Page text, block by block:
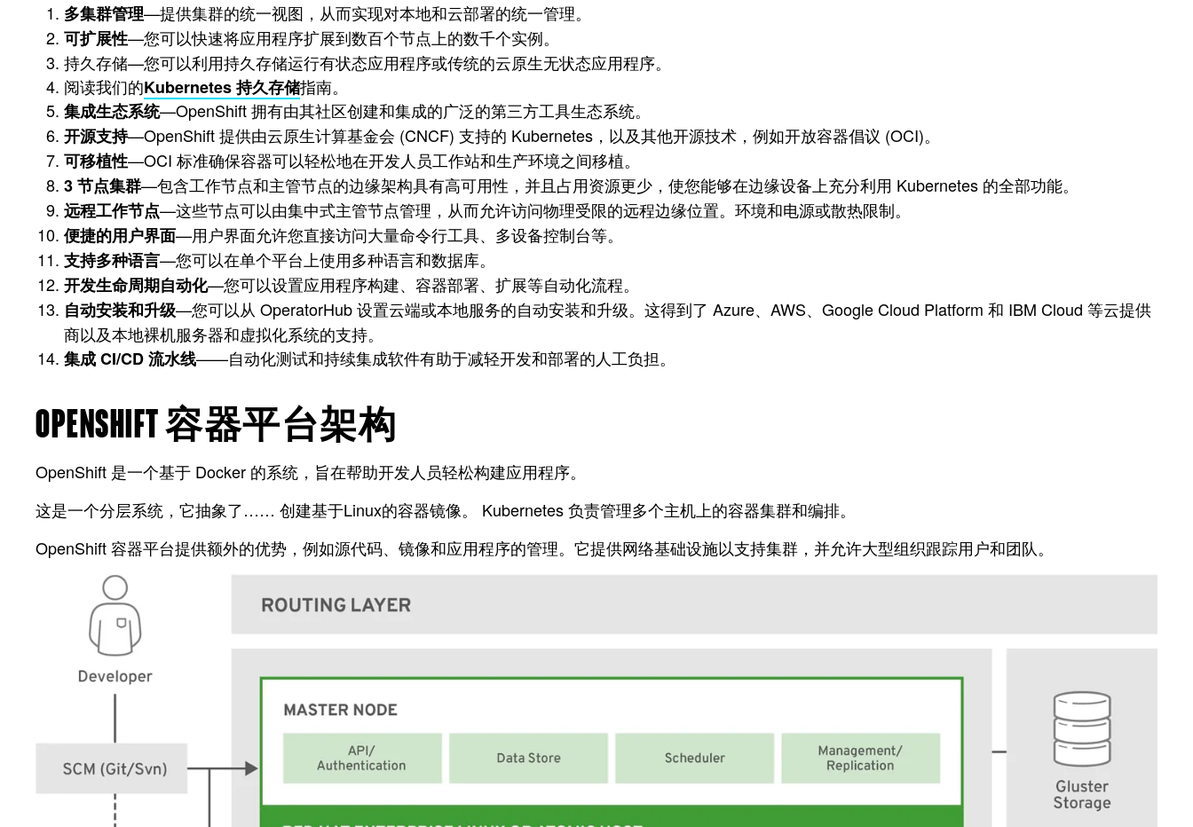
多集群管理—提供集群的统一视图，从而实现对本地和云部署的统一管理。
可扩展性—您可以快速将应用程序扩展到数百个节点上的数千个实例。
持久存储—您可以利用持久存储运行有状态应用程序或传统的云原生无状态应用程序。
阅读我们的Kubernetes 持久存储指南。
集成生态系统—OpenShift 拥有由其社区创建和集成的广泛的第三方工具生态系统。
开源支持—OpenShift 提供由云原生计算基金会 (CNCF) 支持的 Kubernetes，以及其他开源技术，例如开放容器倡议 (OCI)。
可移植性—OCI 标准确保容器可以轻松地在开发人员工作站和生产环境之间移植。
3 节点集群—包含工作节点和主管节点的边缘架构具有高可用性，并且占用资源更少，使您能够在边缘设备上充分利用 Kubernetes 的全部功能。
远程工作节点—这些节点可以由集中式主管节点管理，从而允许访问物理受限的远程边缘位置。环境和电源或散热限制。
便捷的用户界面—用户界面允许您直接访问大量命令行工具、多设备控制台等。
支持多种语言—您可以在单个平台上使用多种语言和数据库。
开发生命周期自动化—您可以设置应用程序构建、容器部署、扩展等自动化流程。
自动安装和升级—您可以从 OperatorHub 设置云端或本地服务的自动安装和升级。这得到了 Azure、AWS、Google Cloud Platform 和 IBM Cloud 等云提供
商以及本地裸机服务器和虚拟化系统的支持。
集成 CI/CD 流水线——自动化测试和持续集成软件有助于减轻开发和部署的人工负担。
OPENSHIFT 容器平台架构
OpenShift 是一个基于 Docker 的系统，旨在帮助开发人员轻松构建应用程序。
这是一个分层系统，它抽象了…… 创建基于Linux的容器镜像。 Kubernetes 负责管理多个主机上的容器集群和编排。
OpenShift 容器平台提供额外的优势，例如源代码、镜像和应用程序的管理。它提供网络基础设施以支持集群，并允许大型组织跟踪用户和团队。